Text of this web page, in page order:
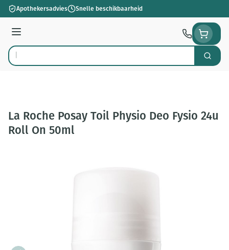
Ga naar de inhoud
Apothekersadvies Snelle beschikbaarheid
Menu
Product, merk, categorie... Zoek
La Roche Posay Toil Physio Deo Fysio 24u
Roll On 50ml